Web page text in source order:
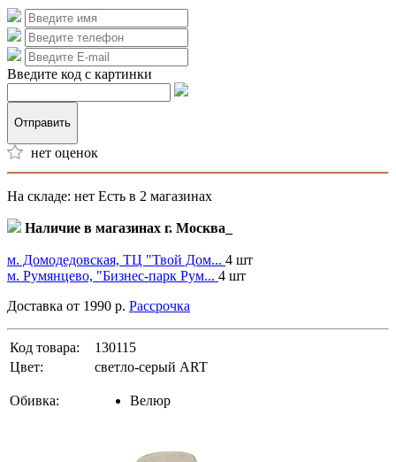
Введите код с картинки
Отправить
нет оценок
На складе: нет Есть в 2 магазинах
Наличие в магазинах г. Москва_
м. Домодедовская, ТЦ "Твой Дом... 4 шт
м. Румянцево, "Бизнес-парк Рум... 4 шт
Доставка от 1990 р. Рассрочка
Код товара:
130115
Цвет:
светло-серый ART
Обивка: Велюр